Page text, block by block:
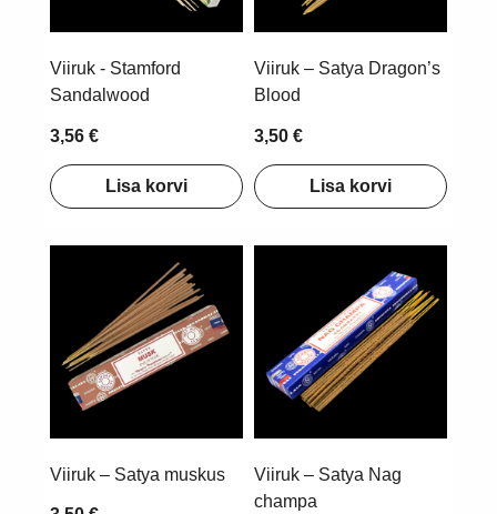
Viiruk - Stamford
Sandalwood
3,56 €
Lisa korvi
Viiruk – Satya Dragon’s
Blood
3,50 €
Lisa korvi
Viiruk – Satya muskus
Viiruk – Satya Nag
champa